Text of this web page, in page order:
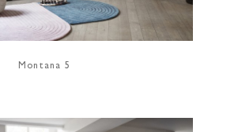
Montana 5